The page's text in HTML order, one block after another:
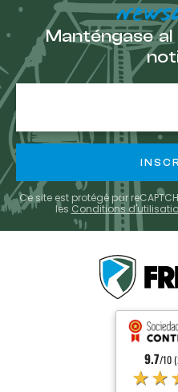
Manténgase
Ce site est protégé par
les Conditions
9.7/10